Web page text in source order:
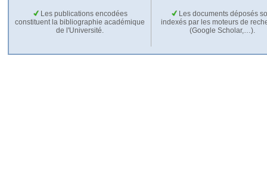
Les publications encodées
constituent la bibliographie académique
de l'Université.
Les documents déposés
indexés par les moteurs de
(Google Scholar,…).